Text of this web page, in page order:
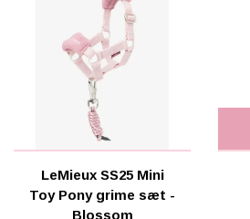
LeMieux SS25 Mini
Toy Pony grime sæt -
Blossom